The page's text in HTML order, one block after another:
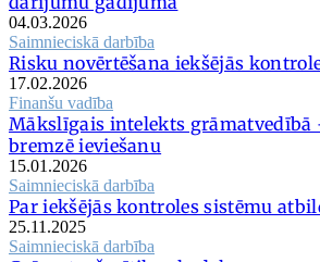
04.03.2026
Saimnieciskā darbība
Risku novērtēšana iekšējās
17.02.2026
Finanšu vadība
Mākslīgais intelekts grāmatvedībā
bremzē ieviešanu
15.01.2026
Saimnieciskā darbība
Par iekšējās kontroles sistēmu
25.11.2025
Saimnieciskā darbība